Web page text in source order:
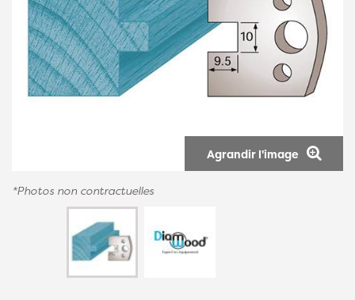
Agrandir l'image
*Photos non contractuelles